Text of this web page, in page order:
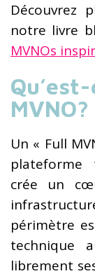
Découvrez
notre livre
MVNOs
MVNO?
Un « Full
plateforme
crée un
périmètre
technique
librement